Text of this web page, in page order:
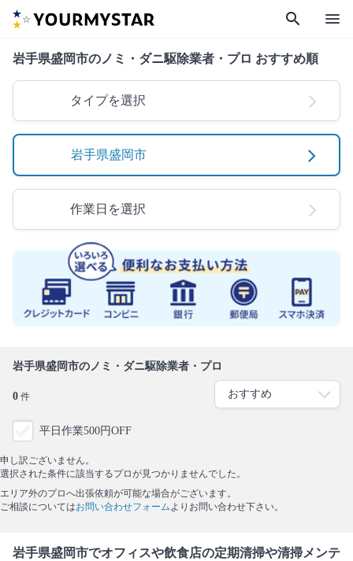
search menu
岩手県盛岡市のノミ・ダニ駆除業者・プロ おすすめ順
タイプを選択
岩手県盛岡市
作業日を選択
岩手県盛岡市のノミ・ダニ駆除業者・プロ
0 件
平日作業500円OFF
申し訳ございません。
選択された条件に該当するプロが見つかりませんでした。
エリア外のプロへ出張依頼が可能な場合がございます。
ご相談についてはお問い合わせフォーム よりお問い合わせ下さい。
岩手県盛岡市でオフィスや飲食店の定期清掃や清掃メンテ